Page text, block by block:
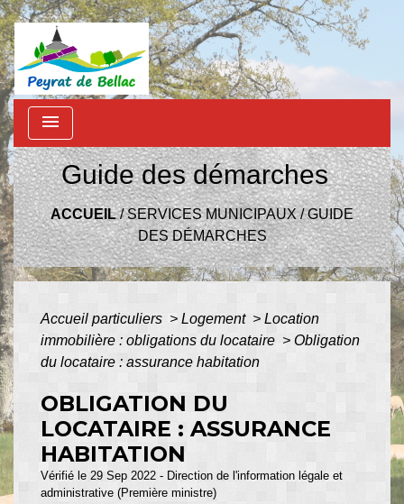
menu
Guide des démarches
ACCUEIL/SERVICES MUNICIPAUX/GUIDE
DES DÉMARCHES
Accueil particuliers > Logement > Location
immobilière : obligations du locataire > Obligation
du locataire : assurance habitation
OBLIGATION DU
LOCATAIRE : ASSURANCE
HABITATION
Vérifié le 29 Sep 2022 - Direction de l'information légale et
administrative (Première ministre)